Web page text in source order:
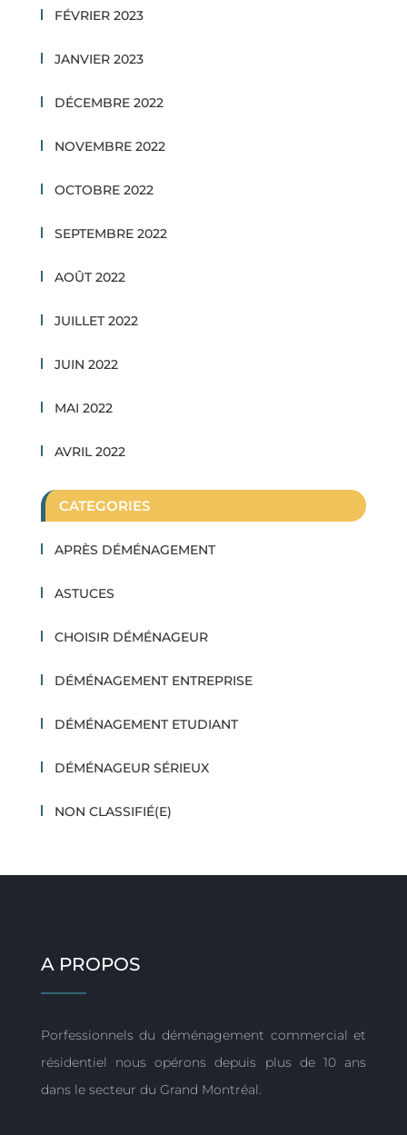
FÉVRIER 2023
JANVIER 2023
DÉCEMBRE 2022
NOVEMBRE 2022
OCTOBRE 2022
SEPTEMBRE 2022
AOÛT 2022
JUILLET 2022
JUIN 2022
MAI 2022
AVRIL 2022
CATEGORIES
APRÈS DÉMÉNAGEMENT
ASTUCES
CHOISIR DÉMÉNAGEUR
DÉMÉNAGEMENT ENTREPRISE
DÉMÉNAGEMENT ETUDIANT
DÉMÉNAGEUR SÉRIEUX
NON CLASSIFIÉ(E)
A PROPOS
Porfessionnels du déménagement commercial et
résidentiel nous opérons depuis plus de 10 ans
dans le secteur du Grand Montréal.